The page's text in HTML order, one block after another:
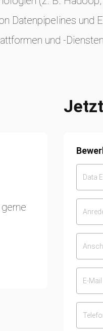
Datenpipelines und
und -
Jetzt